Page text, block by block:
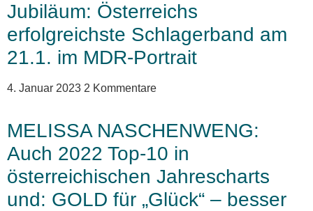
Jubiläum: Österreichs
erfolgreichste Schlagerband am
21.1. im MDR-Portrait
4. Januar 2023 2 Kommentare
MELISSA NASCHENWENG:
Auch 2022 Top-10 in
österreichischen Jahrescharts
und: GOLD für „Glück“ – besser